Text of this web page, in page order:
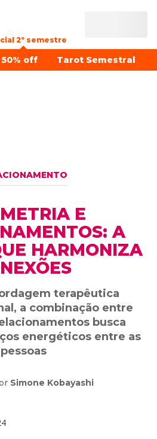
2º semestre
50% off Tarot Semestral
E
A
HARMONIZA
terapêutica
a combinação entre
busca
energéticos entre as
pessoas
Simone Kobayashi